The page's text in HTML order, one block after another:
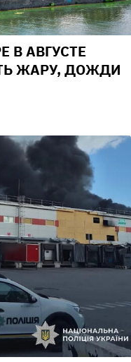
В АВГУСТЕ
ЖАРУ, ДОЖДИ